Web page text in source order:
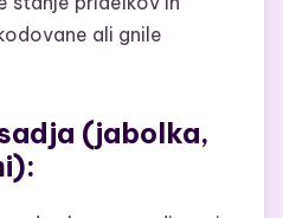
ali gnile
(jabolka,